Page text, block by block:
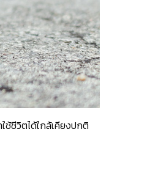
ช้ชีวิตได้ใกล้เคียงปกติ